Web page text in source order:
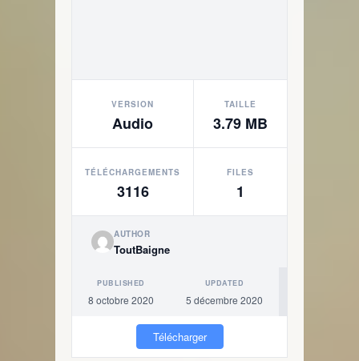
VERSION
Audio
TAILLE
3.79 MB
TÉLÉCHARGEMENTS
3116
FILES
1
AUTHOR
ToutBaigne
PUBLISHED
8 octobre 2020
UPDATED
5 décembre 2020
Télécharger